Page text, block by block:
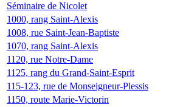
Séminaire de Nicolet
1000, rang Saint-Alexis
1008, rue Saint-Jean-Baptiste
1070, rang Saint-Alexis
1120, rue Notre-Dame
1125, rang du Grand-Saint-Esprit
115-123, rue de Monseigneur-Plessis
1150, route Marie-Victorin